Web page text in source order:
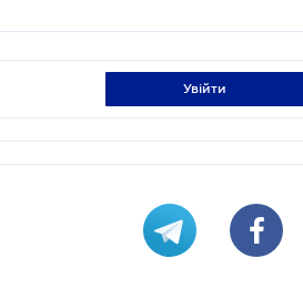
увійти